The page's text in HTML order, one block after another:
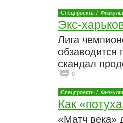
Спецпроекты /
Экс-
Лига
скандал
0
Спецпроекты /
Как
«Матч века»